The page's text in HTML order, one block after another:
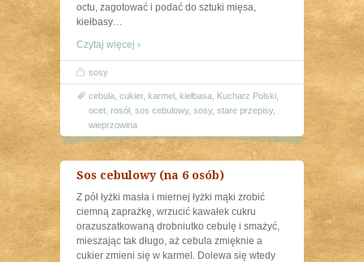
octu, zagotować i podać do sztuki mięsa,
kiełbasy…
Czytaj więcej ›
sosy
cebula cukier, karmel kiełbasa Kucharz Polski
ocet rosół, sos cebulowy, sosy, stare przepisy,
wieprzowina
Sos cebulowy (na 6 osób)
Z pół łyżki masła i miernej łyżki mąki zrobić
ciemną zaprażkę, wrzucić kawałek cukru
orazuszatkowaną drobniutko cebulę i smażyć,
mieszając tak długo, aż cebula zmięknie a
cukier zmieni się w karmel. Dolewa się wtedy